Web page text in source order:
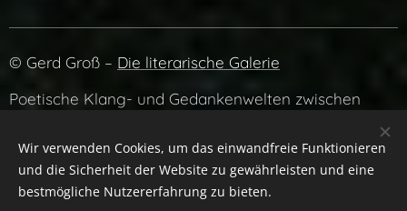
© Gerd Groß – Die literarische Galerie
Poetische Klang- und Gedankenwelten zwischen
Wir verwenden Cookies, um das einwandfreie Funktionieren
und die Sicherheit der Website zu gewährleisten und eine
bestmögliche Nutzererfahrung zu bieten.